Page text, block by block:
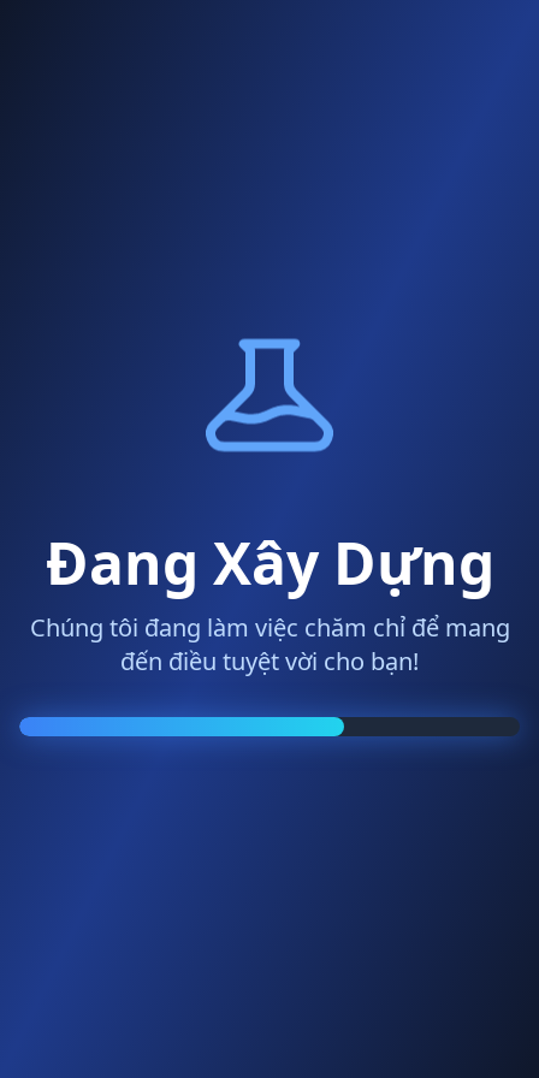
Đang Xây Dựng
Chúng tôi đang làm việc chăm chỉ để mang
đến điều tuyệt vời cho bạn!